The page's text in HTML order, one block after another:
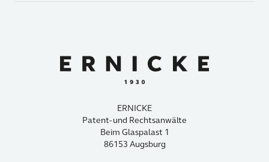
ERNICKE
Patent- und Rechtsanwälte
Beim Glaspalast 1
86153 Augsburg